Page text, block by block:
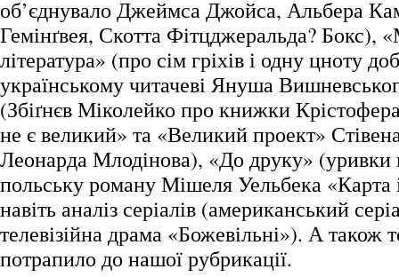
об’єднувало Джеймса Джойса, Альбера
Гемінґвея, Скотта Фітцджеральда? Бокс),
література» (про сім гріхів і одну цноту
українському читачеві Януша
(Збіґнєв Міколейко про книжки
не є великий» та «Великий проект»
Леонарда Млодінова), «До друку» (уривки
польську роману Мішеля Уельбека «Карта
навіть аналіз серіалів (американський
телевізійна драма «Божевільні»). А також
потрапило до нашої рубрикації.